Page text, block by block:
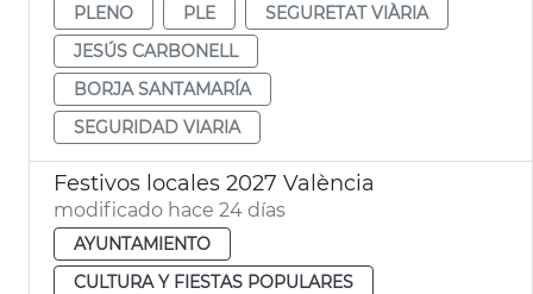
PLENO
PLE
SEGURETAT VIÀRIA
JESÚS CARBONELL
BORJA SANTAMARÍA
SEGURIDAD VIARIA
Festivos locales 2027 València
modificado hace 24 días
AYUNTAMIENTO
CULTURA Y FIESTAS POPULARES